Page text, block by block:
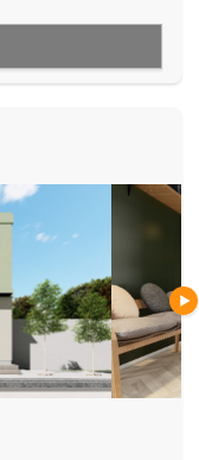
で玄関に入れる、
らしが変わる住ま
力になっていま